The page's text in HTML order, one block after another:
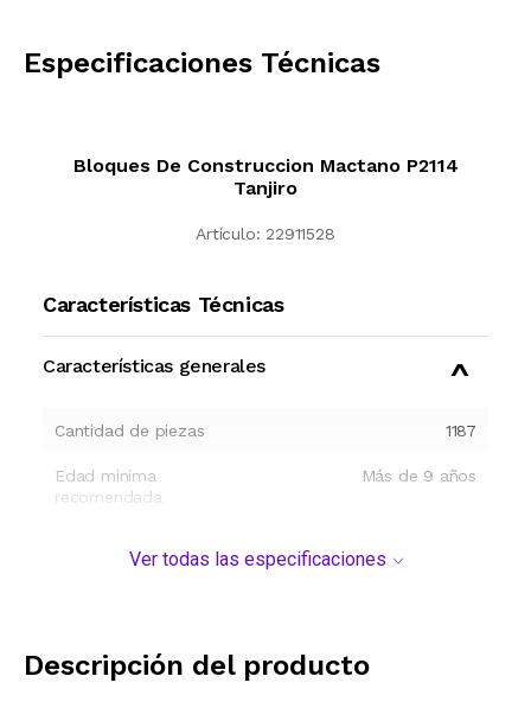
Especificaciones Técnicas
Bloques De Construccion Mactano P2114
Tanjiro
Artículo: 22911528
Características Técnicas
Características generales
Cantidad de piezas 1187
Edad minima
recomendada
Más de 9 años
Ver todas las especificaciones
Descripción del producto